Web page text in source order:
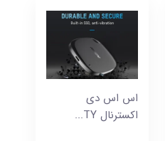
اس اس دی
اکسترنال TY...